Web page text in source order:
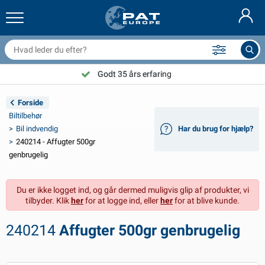
& tilbehør
udstyr til trailer
Belysning
Belysning Aspöck
Belysning Radex
belysning for tilhengere
panel
indvendig
& solprodukter
& 24V tilbehør
og topbetræk
& autocamper udvendig
& bobil invendig
til gas
tilbehør
og beslag
og sjækler
og vedligeholdelse
Brandslukker & brandtæpper
produkter
Nederlands
Deutsch
English
Français
Norsk
Suomalainen
Vælg PAT Europe!
Godt 35 års erfaring
Forside
Biltilbehør
Bil indvendig
240214 - Affugter 500gr
genbrugelig
Har du brug for hjælp?
Du er ikke logget ind, og går dermed muligvis glip af produkter, vi
tilbyder. Klikherfor at logge ind, ellerherfor at blive kunde.
240214 Affugter 500gr genbrugelig